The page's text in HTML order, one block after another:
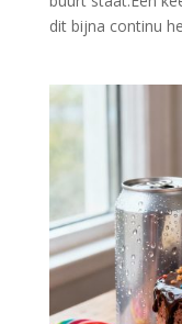
dit bijna continu